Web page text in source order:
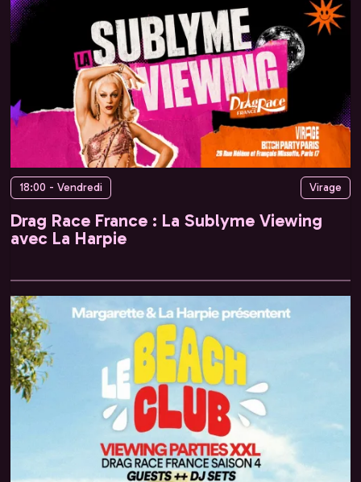
18:00 - Vendredi Virage
Drag Race France : La Sublyme Viewing
avec La Harpie